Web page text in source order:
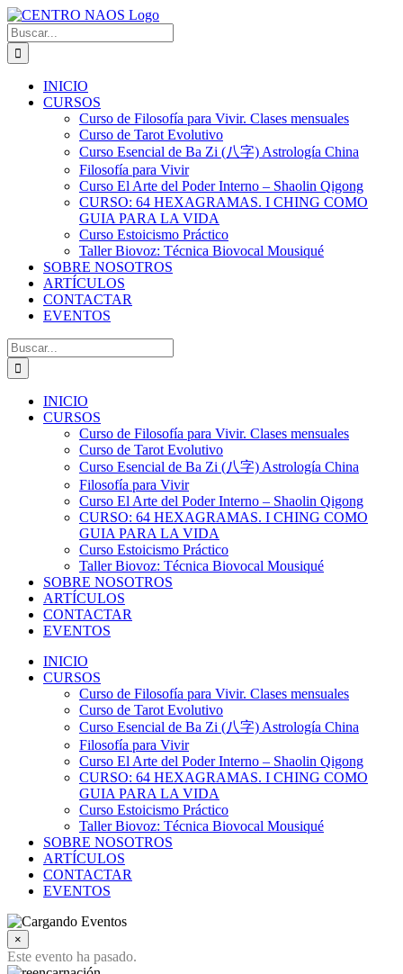
Saltar
al
contenido
Buscar:
INICIO
CURSOS
Curso de Filosofía para Vivir. Clases mensuales
Curso de Tarot Evolutivo
Curso Esencial de Ba Zi (八字) Astrología China
Filosofía para Vivir
Curso El Arte del Poder Interno – Shaolin Qigong
CURSO: 64 HEXAGRAMAS. I CHING COMO
GUIA PARA LA VIDA
Curso Estoicismo Práctico
Taller Biovoz: Técnica Biovocal Mousiqué
SOBRE NOSOTROS
ARTÍCULOS
CONTACTAR
EVENTOS
Buscar:
INICIO
CURSOS
Curso de Filosofía para Vivir. Clases mensuales
Curso de Tarot Evolutivo
Curso Esencial de Ba Zi (八字) Astrología China
Filosofía para Vivir
Curso El Arte del Poder Interno – Shaolin Qigong
CURSO: 64 HEXAGRAMAS. I CHING COMO
GUIA PARA LA VIDA
Curso Estoicismo Práctico
Taller Biovoz: Técnica Biovocal Mousiqué
SOBRE NOSOTROS
ARTÍCULOS
CONTACTAR
EVENTOS
INICIO
CURSOS
Curso de Filosofía para Vivir. Clases mensuales
Curso de Tarot Evolutivo
Curso Esencial de Ba Zi (八字) Astrología China
Filosofía para Vivir
Curso El Arte del Poder Interno – Shaolin Qigong
CURSO: 64 HEXAGRAMAS. I CHING COMO
GUIA PARA LA VIDA
Curso Estoicismo Práctico
Taller Biovoz: Técnica Biovocal Mousiqué
SOBRE NOSOTROS
ARTÍCULOS
CONTACTAR
EVENTOS
×
Este evento ha pasado.